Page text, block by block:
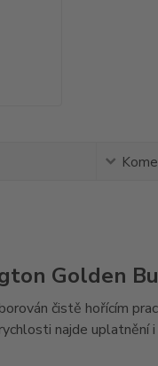
Golden
čistě hořícím
najde uplatnění